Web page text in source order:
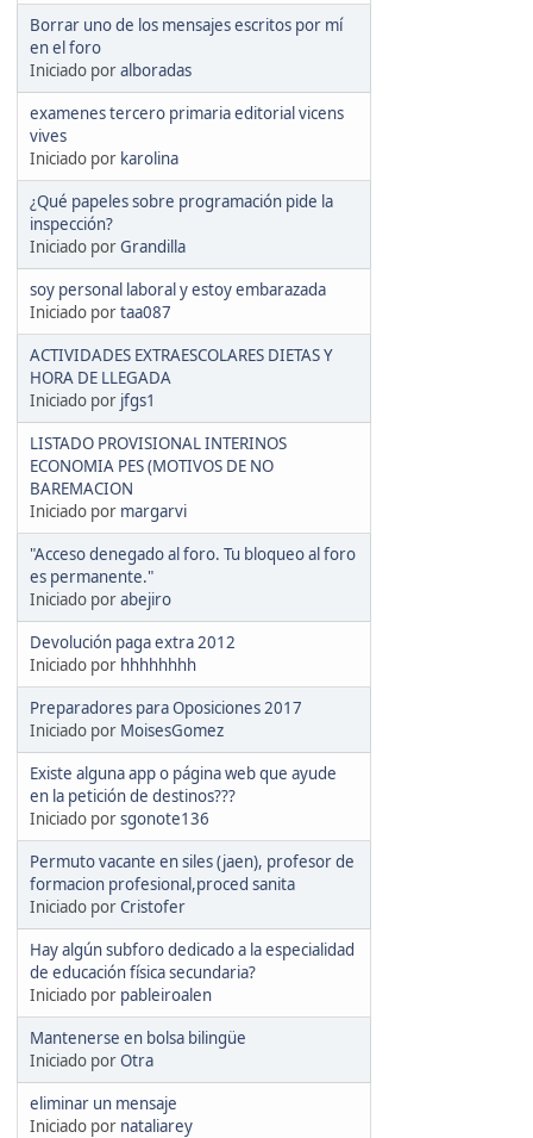
Borrar uno de los mensajes escritos por mí
en el foro
Iniciado poralboradas
examenes tercero primaria editorial vicens
vives
Iniciado por karolina
¿Qué papeles sobre programación pide la
inspección?
Iniciado porGrandilla
soy personal laboral y estoy embarazada
Iniciado portaa087
ACTIVIDADES EXTRAESCOLARES DIETAS Y
HORA DE LLEGADA
Iniciado por jfgs1
LISTADO PROVISIONAL INTERINOS
ECONOMIA PES (MOTIVOS DE NO
BAREMACION
Iniciado por margarvi
"Acceso denegado al foro. Tu bloqueo al foro
es permanente."
Iniciado porabejiro
Devolución paga extra 2012
Iniciado por hhhhhhhh
Preparadores para Oposiciones 2017
Iniciado por MoisesGomez
Existe alguna app o página web que ayude
en la petición de destinos???
Iniciado porsgonote136
Permuto vacante en siles (jaen), profesor de
formacion profesional,proced sanita
Iniciado porCristofer
Hay algún subforo dedicado a la especialidad
de educación física secundaria?
Iniciado por pableiroalen
Mantenerse en bolsa bilingüe
Iniciado porOtra
eliminar un mensaje
Iniciado por nataliarey